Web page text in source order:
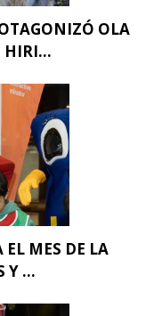
OLA
HIRI...
MES DE LA
Y ...